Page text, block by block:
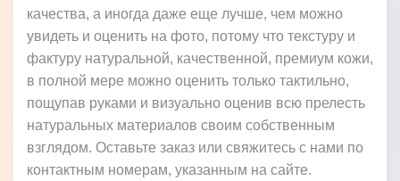
качества, а иногда даже еще лучше, чем можно
увидеть и оценить на фото, потому что текстуру и
фактуру натуральной, качественной, премиум кожи,
в полной мере можно оценить только тактильно,
пощупав руками и визуально оценив всю прелесть
натуральных материалов своим собственным
взглядом. Оставьте заказ или свяжитесь с нами по
контактным номерам, указанным на сайте.